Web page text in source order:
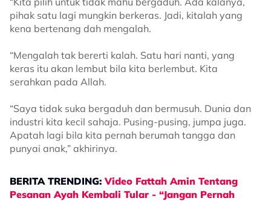
pihak satu lagi mungkin berkeras. Jadi, kitalah yang
kena bertenang dah mengalah.
“Mengalah tak bererti kalah. Satu hari nanti, yang
keras itu akan lembut bila kita berlembut. Kita
serahkan pada Allah.
“Saya tidak suka bergaduh dan bermusuh. Dunia dan
industri kita kecil sahaja. Pusing-pusing, jumpa juga.
Apatah lagi bila kita pernah berumah tangga dan
punyai anak,” akhirinya.
BERITA TRENDING: Video Fattah Amin Tentang
Pesanan Ayah Kembali Tular - “Jangan Pernah